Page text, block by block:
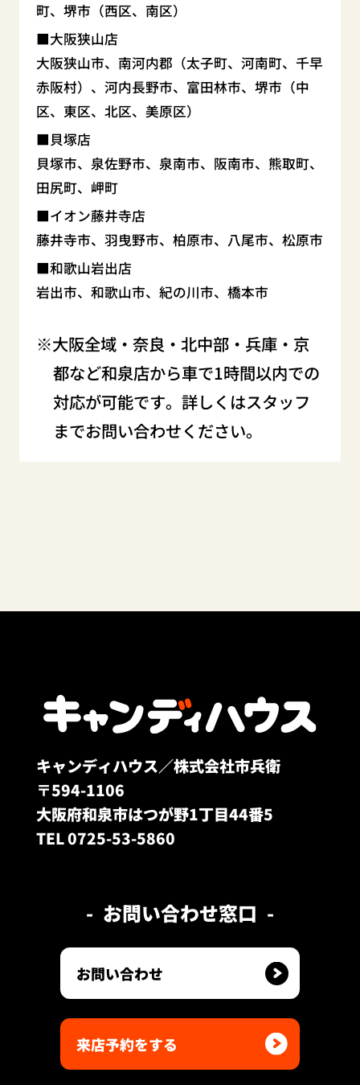
町、堺市（西区、南区）
大阪狭山店
大阪狭山市、南河内郡（太子町、河南町、千早
赤阪村）、河内長野市、富田林市、堺市（中
区、東区、北区、美原区）
貝塚店
貝塚市、泉佐野市、泉南市、阪南市、熊取町、
田尻町、岬町
イオン藤井寺店
藤井寺市、羽曳野市、柏原市、八尾市、松原市
和歌山岩出店
岩出市、和歌山市、紀の川市、橋本市
大阪全域・奈良・北中部・兵庫・京
都など和泉店から車で1時間以内での
対応が可能です。詳しくはスタッフ
までお問い合わせください。
キャンディハウス／株式会社市兵衛
〒594-1106
大阪府和泉市はつが野1丁目44番5
TEL 0725-53-5860
お問い合わせ窓口
お問い合わせ
来店予約をする